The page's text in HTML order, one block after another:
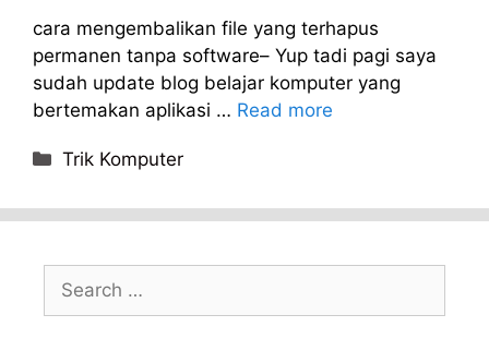
cara mengembalikan file yang terhapus
permanen tanpa software– Yup tadi pagi saya
sudah update blog belajar komputer yang
bertemakan aplikasi … Read more
Categories
Trik Komputer
for: